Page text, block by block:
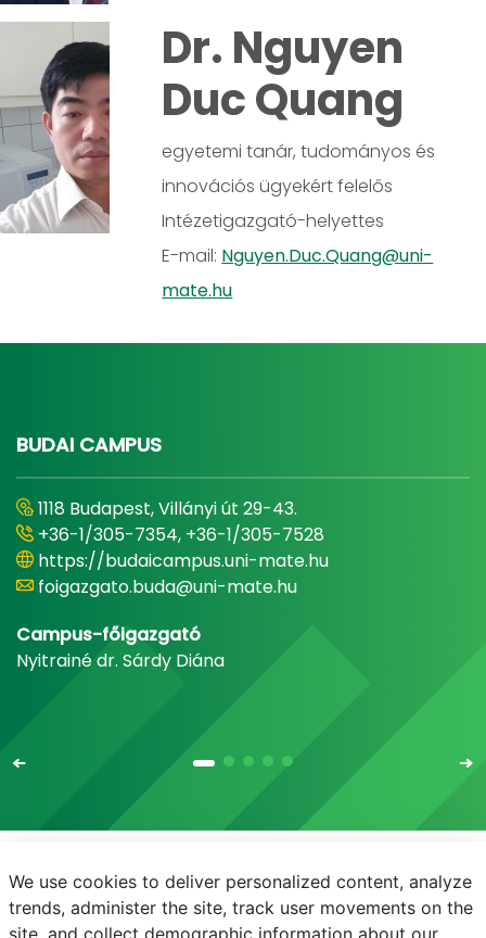
Dr. Nguyen
Duc Quang
egyetemi tanár, tudományos és
innovációs ügyekért felelős
Intézetigazgató-helyettes
E-mail: Nguyen.Duc.Quang@uni-
mate.hu
BUDAI CAMPUS
1118 Budapest, Villányi út 29-43.
+36-1/305-7354, +36-1/305-7528
https://budaicampus.uni-mate.hu
foigazgato.buda@uni-mate.hu
Campus-főigazgató
Nyitrainé dr. Sárdy Diána
E-mail Telefonkönyv NEPTUN
E-learning
We use cookies to deliver personalized content, analyze
trends, administer the site, track user movements on the
site, and collect demographic information about our